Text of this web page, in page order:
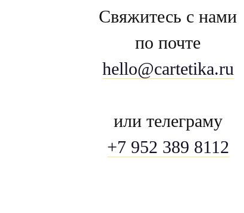
Свяжитесь с нами
по почте
hello@cartetika.ru
или телеграму
+7 952 389 8112